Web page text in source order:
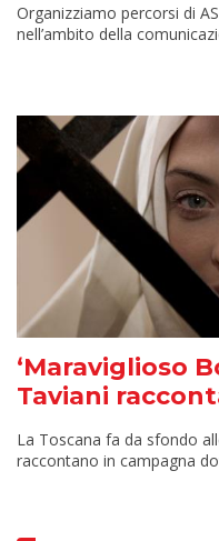
Organizziamo percorsi di
nell’ambito della
‘Maraviglioso
Taviani
La Toscana fa da sfondo
raccontano in campagna